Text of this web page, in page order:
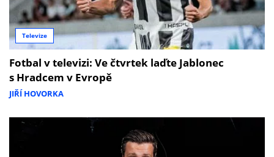
Televize
Fotbal v televizi: Ve čtvrtek laďte Jablonec
s Hradcem v Evropě
JIŘÍ HOVORKA